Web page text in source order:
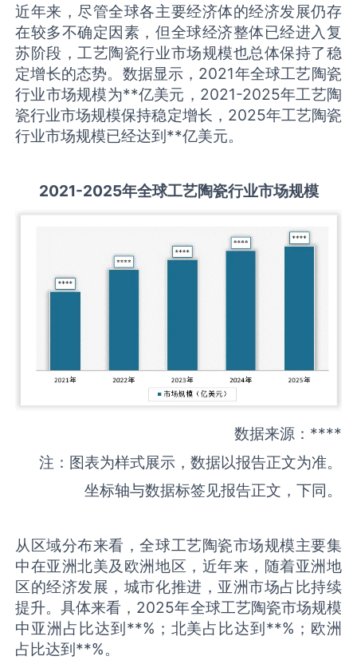
近年来，尽管全球各主要经济体的经济发展仍存
在较多不确定因素，但全球经济整体已经进入复
苏阶段，工艺陶瓷行业市场规模也总体保持了稳
定增长的态势。数据显示，2021年全球工艺陶瓷
行业市场规模为**亿美元，2021-2025年工艺陶
瓷行业市场规模保持稳定增长，2025年工艺陶瓷
行业市场规模已经达到**亿美元。
2021-2025年全球工艺陶瓷行业市场规模
数据来源：****
注：图表为样式展示，数据以报告正文为准。
坐标轴与数据标签见报告正文，下同。
从区域分布来看，全球工艺陶瓷市场规模主要集
中在亚洲北美及欧洲地区，近年来，随着亚洲地
区的经济发展，城市化推进，亚洲市场占比持续
提升。具体来看，2025年全球工艺陶瓷市场规模
中亚洲占比达到**%；北美占比达到**%；欧洲
占比达到**%。